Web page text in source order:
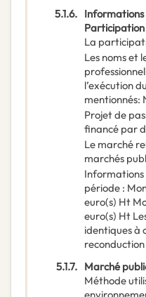
5.1.6. Informations
La
Les noms et
l’exécution
mentionnés:
Projet de
financé par
Le marché
marchés
période :
euro(s) Ht
euro(s) Ht
identiques à
reconduction
5.1.7. Marché
Méthode